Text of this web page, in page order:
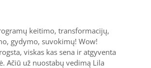
keitimo, transformacijų,
gydymo, suvokimų! Wow!
viskas kas sena ir atgyventa
Ačiū už nuostabų vedimą Lila